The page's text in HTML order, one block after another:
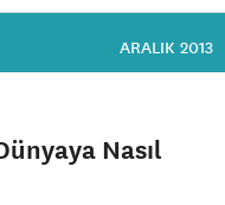
ARALIK 2013
Nasıl